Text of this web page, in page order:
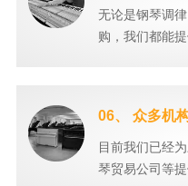
无论是钢琴调
购，我们都能
06、 众多机
目前我们已经
琴贸易公司等提